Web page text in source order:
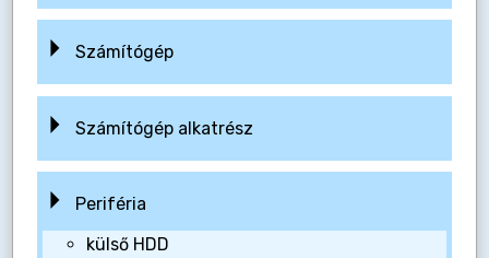
Számítógép
Számítógép alkatrész
Periféria
külső HDD